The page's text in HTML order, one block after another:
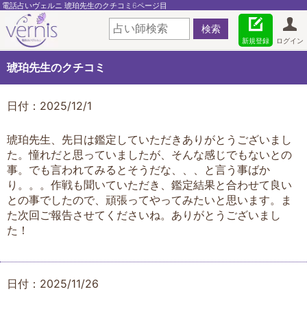
電話占いヴェルニ 琥珀先生のクチコミ6ページ目
ログイン
新規登録
琥珀先生のクチコミ
日付：2025/12/1
琥珀先生、先日は鑑定していただきありがとうございまし
た。憧れだと思っていましたが、そんな感じでもないとの
事。でも言われてみるとそうだな、、、と言う事ばか
り。。。作戦も聞いていただき、鑑定結果と合わせて良い
との事でしたので、頑張ってやってみたいと思います。ま
た次回ご報告させてくださいね。ありがとうございまし
た！
日付：2025/11/26